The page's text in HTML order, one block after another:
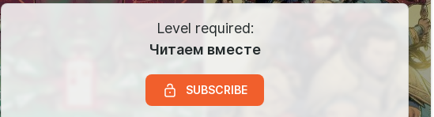
Level required:
Читаем вместе
SUBSCRIBE